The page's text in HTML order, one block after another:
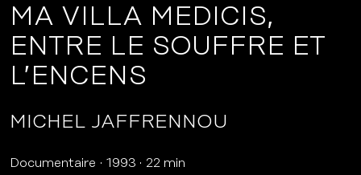
MA VILLA MEDICIS,
ENTRE LE SOUFFRE ET
L’ENCENS
MICHEL JAFFRENNOU
Documentaire 1993 22 min